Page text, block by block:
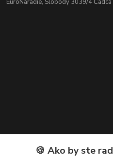
EuroNáradie, Slobody 3039/4 Čadca
Kontakty
🍪 Ako by ste